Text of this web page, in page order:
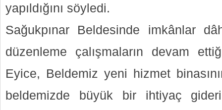
yapıldığını söyledi.
Sağukpınar Beldesinde imkânlar
düzenleme çalışmaların devam
Eyice, Beldemiz yeni hizmet
beldemizde büyük bir ihtiyaç